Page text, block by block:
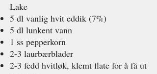
Lake
5 dl vanlig hvit eddik (7%)
5 dl lunkent vann
1 ss pepperkorn
2-3 laurbærblader
2-3 fedd hvitløk, klemt flate for å få ut